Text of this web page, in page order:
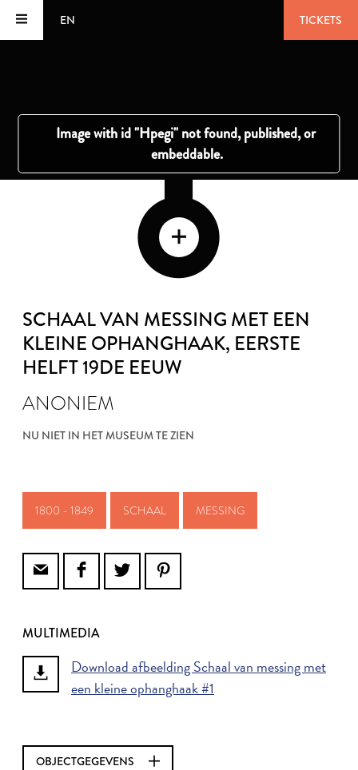
EN TICKETS
SCHAAL VAN MESSING MET EEN
KLEINE OPHANGHAAK, EERSTE
HELFT 19DE EEUW
ANONIEM
NU NIET IN HET MUSEUM TE ZIEN
1800 - 1849 SCHAAL MESSING
MULTIMEDIA
Download afbeelding Schaal van messing met
een kleine ophanghaak #1
OBJECTGEGEVENS